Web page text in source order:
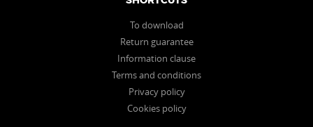
To download
Return guarantee
Information clause
Terms and conditions
Privacy policy
Cookies policy